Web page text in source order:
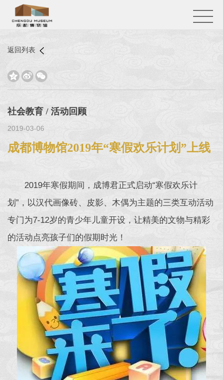
返回列表
  
社会教育 / 活动回顾
2019-03-06
成都博物馆2019年“寒假欢乐计划”上线
2019年寒假期间，成博君正式启动“寒假欢乐计
划”，以汉代画像砖、皮影、木偶为主题的三类互动活动
专门为7-12岁的青少年儿童开设，让精美的文物与精彩
的活动点亮孩子们的假期时光！